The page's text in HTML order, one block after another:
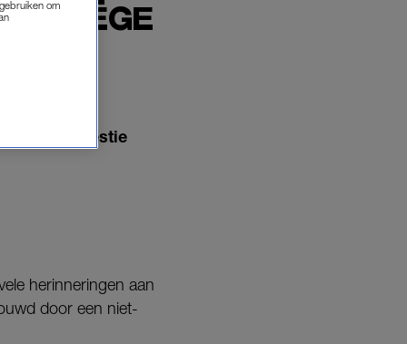
in het
in kwestie
herinneringen aan
door een niet-
om